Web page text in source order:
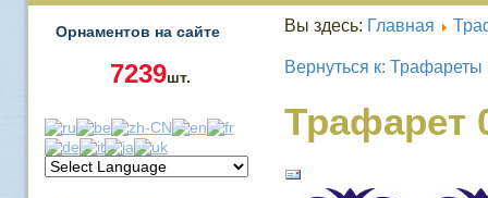
Орнаментов на сайте
7239шт.
Вы здесь: Главная
Вернуться к: Трафареты
Трафарет